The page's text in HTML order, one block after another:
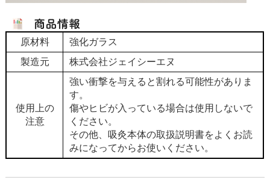
原材料
強化ガラス
製造元
株式会社ジェイシーエヌ
使用上の
注意
強い衝撃を与えると割れる可能性がありま
す。
傷やヒビが入っている場合は使用しないで
ください。
その他、吸灸本体の取扱説明書をよくお読
みになってからお使いください。